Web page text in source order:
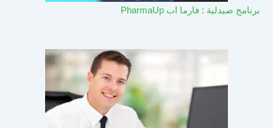
برنامج صيدلية : فارما اب PharmaUp​